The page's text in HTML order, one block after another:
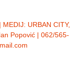
URBAN CITY,
Popović | 062/565-